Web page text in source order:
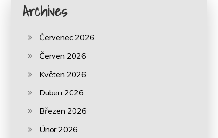
Archives
Červenec 2026
Červen 2026
Květen 2026
Duben 2026
Březen 2026
Únor 2026